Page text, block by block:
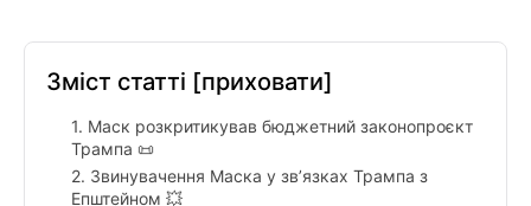
Зміст статті [приховати]
1. Маск розкритикував бюджетний законопроєкт
Трампа 📜
2. Звинувачення Маска у зв’язках Трампа з
Епштейном 💥